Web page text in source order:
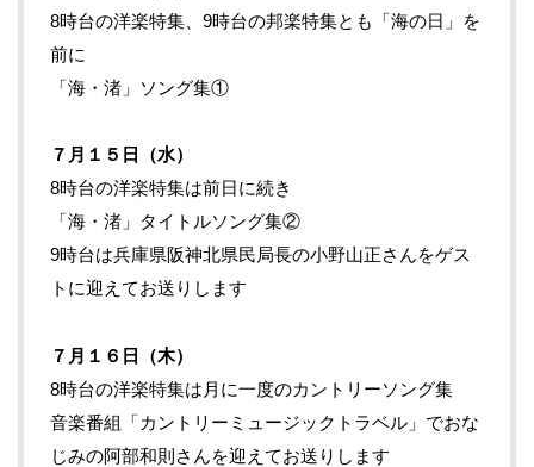
8時台の洋楽特集、9時台の邦楽特集とも「海の日」を
前に
「海・渚」ソング集①
７月１５日（水）
8時台の洋楽特集は前日に続き
「海・渚」タイトルソング集②
9時台は兵庫県阪神北県民局長の小野山正さんをゲス
トに迎えてお送りします
７月１６日（木）
8時台の洋楽特集は月に一度のカントリーソング集
音楽番組「カントリーミュージックトラベル」でおな
じみの阿部和則さんを迎えてお送りします